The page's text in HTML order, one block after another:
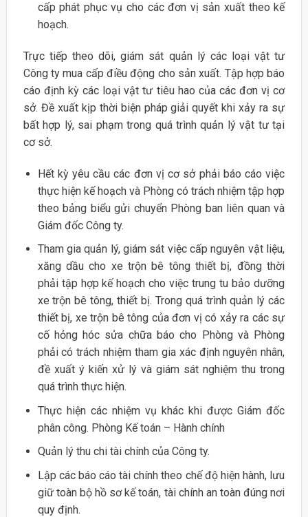
cấp phát phục vụ cho các đơn vị sản xuất theo kế
hoạch.
Trực tiếp theo dõi, giám sát quản lý các loại vật tư
Công ty mua cấp điều động cho sản xuất. Tập hợp báo
cáo định kỳ các loại vật tư tiêu hao của các đơn vị cơ
sở. Đề xuất kịp thời biện pháp giải quyết khi xảy ra sự
bất hợp lý, sai phạm trong quá trình quản lý vật tư tại
cơ sở.
Hết kỳ yêu cầu các đơn vị cơ sở phải báo cáo việc
thực hiện kế hoạch và Phòng có trách nhiệm tập hợp
theo bảng biểu gửi chuyển Phòng ban liên quan và
Giám đốc Công ty.
Tham gia quản lý, giám sát việc cấp nguyên vật liệu,
xăng dầu cho xe trộn bê tông thiết bị, đồng thời
phải tập hợp kế hoạch cho việc trung tu bảo dưỡng
xe trộn bê tông, thiết bị. Trong quá trình quản lý các
thiết bị, xe trộn bê tông của đơn vị có xảy ra các sự
cố hỏng hóc sửa chữa báo cho Phòng và Phòng
phải có trách nhiệm tham gia xác định nguyên nhân,
đề xuất ý kiến xử lý và giám sát nghiệm thu trong
quá trình thực hiện.
Thực hiện các nhiệm vụ khác khi được Giám đốc
phân công. Phòng Kế toán – Hành chính
Quản lý thu chi tài chính của Công ty.
Lập các báo cáo tài chính theo chế độ hiện hành, lưu
giữ toàn bộ hồ sơ kế toán, tài chính an toàn đúng nơi
quy định.